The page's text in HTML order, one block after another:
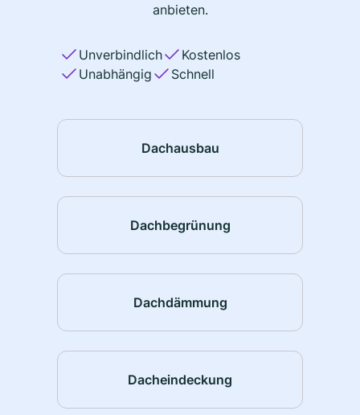
anbieten.
Unverbindlich
Kostenlos
Unabhängig
Schnell
Dachausbau
Dachbegrünung
Dachdämmung
Dacheindeckung